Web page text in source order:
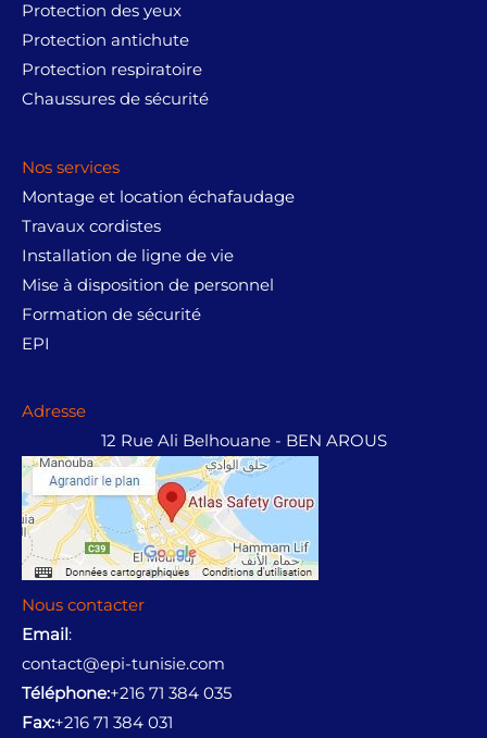
Protection des yeux
Protection antichute
Protection respiratoire
Chaussures de sécurité
Nos services
Montage et location échafaudage
Travaux cordistes
Installation de ligne de vie
Mise à disposition de personnel
Formation de sécurité
EPI
Adresse
12 Rue Ali Belhouane - BEN AROUS
Nous contacter
Email :
contact@epi-tunisie.com
Téléphone:+216 71 384 035
Fax:+216 71 384 031